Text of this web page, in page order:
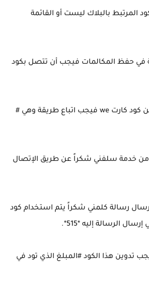
المرتبط بالبلاك ليست أو القائمة
في حفظ المكالمات فيجب أن تتصل بكود
● لكي تستطيع شحن كود كارت we فيجب اتباع طريقة وهي #
من خدمة سلفني شكراً عن طريق الإتصال
رسالة كلمني شكراً يتم استخدام كود
الرسالة إليه *515*.
تدوين هذا الكود #المبلغ الذي تود في